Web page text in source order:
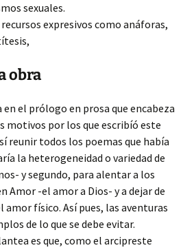
sexuales.
expresivos como anáforas,
obra
el prólogo en prosa que encabeza
motivos por los que escribíó este
reunir todos los poemas que había
la heterogeneidad o variedad de
y segundo, para alentar a los
Amor -el amor a Dios- y a dejar de
amor físico. Así pues, las aventuras
de lo que se debe evitar.
es que, como el arcipreste